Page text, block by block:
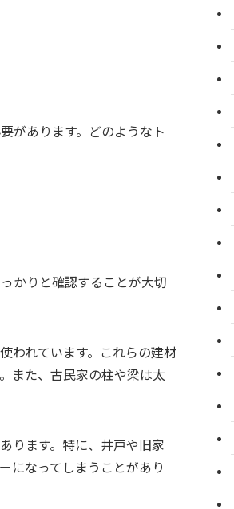
があります。どのようなト
かりと確認することが大切
われています。これらの建材
また、古民家の柱や梁は太
ります。特に、井戸や旧家
になってしまうことがあり